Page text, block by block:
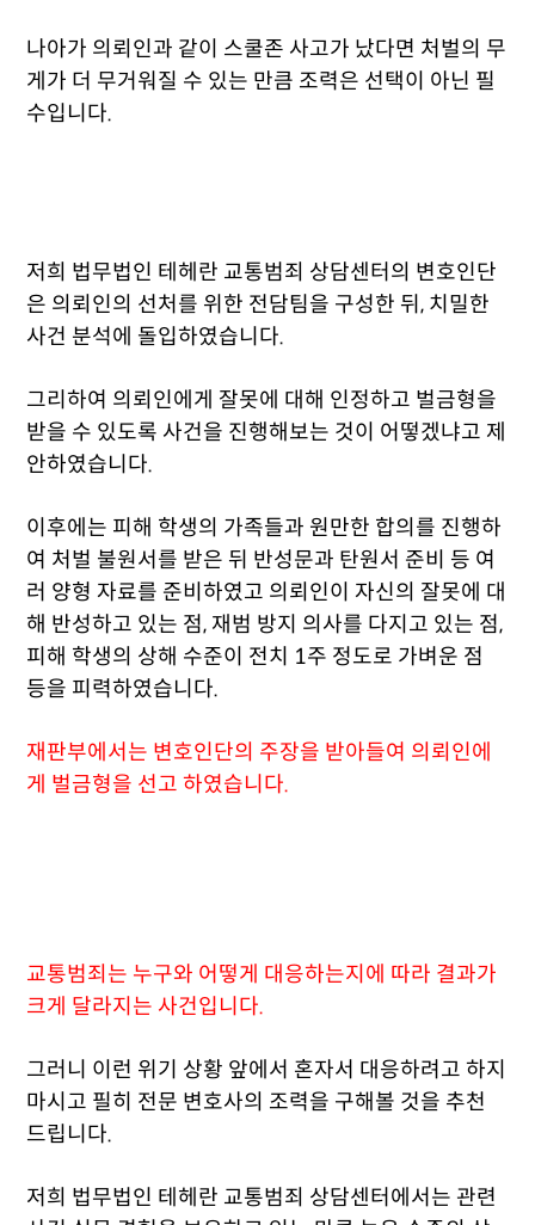
나아가 의뢰인과 같이 스쿨존 사고가 났다면 처벌의 무
게가 더 무거워질 수 있는 만큼 조력은 선택이 아닌 필
수입니다.
저희 법무법인 테헤란 교통범죄 상담센터의 변호인단
은 의뢰인의 선처를 위한 전담팀을 구성한 뒤, 치밀한
사건 분석에 돌입하였습니다.
그리하여 의뢰인에게 잘못에 대해 인정하고 벌금형을
받을 수 있도록 사건을 진행해보는 것이 어떻겠냐고 제
안하였습니다.
이후에는 피해 학생의 가족들과 원만한 합의를 진행하
여 처벌 불원서를 받은 뒤 반성문과 탄원서 준비 등 여
러 양형 자료를 준비하였고 의뢰인이 자신의 잘못에 대
해 반성하고 있는 점, 재범 방지 의사를 다지고 있는 점,
피해 학생의 상해 수준이 전치 1주 정도로 가벼운 점
등을 피력하였습니다.
재판부에서는 변호인단의 주장을 받아들여 의뢰인에
게 벌금형을 선고 하였습니다.
교통범죄는 누구와 어떻게 대응하는지에 따라 결과가
크게 달라지는 사건입니다.
그러니 이런 위기 상황 앞에서 혼자서 대응하려고 하지
마시고 필히 전문 변호사의 조력을 구해볼 것을 추천
드립니다.
저희 법무법인 테헤란 교통범죄 상담센터에서는 관련